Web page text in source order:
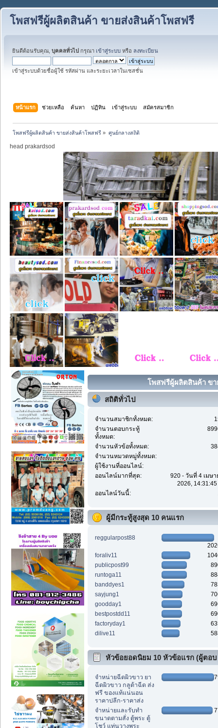
โพสฟรีผู้ผลิตสินค้า ขายส่งสินค้าโพสฟรี
ยินดีต้อนรับคุณ, บุคคลทั่วไป กรุณา เข้าสู่ระบบ หรือ ลงทะเบียน
เข้าสู่ระบบด้วยชื่อผู้ใช้ รหัสผ่าน และระยะเวลาในเซสชั่น
หน้าแรก ช่วยเหลือ ค้นหา ปฏิทิน เข้าสู่ระบบ สมัครสมาชิก
โพสฟรีผู้ผลิตสินค้า ขายส่งสินค้าโพสฟรี » ศูนย์กลางสถิติ
head prakardsod
โพสฟรีผู้ผลิตสินค้า ข
สถิติทั่วไป
จำนวนสมาชิกทั้งหมด:
จำนวนตอบกระทู้
ทั้งหมด:
จำนวนหัวข้อทั้งหมด:
จำนวนหมวดหมู่ทั้งหมด:
ผู้ใช้งานที่ออนไลน์:
ออนไลน์มากที่สุด:
920 - วันที่ 4 เมษ
2026,
ออนไลน์วันนี้:
ผู้มีกระทู้สูงสุด 10 คนแรก
reggularpost88
foraliv11
publicpost99
runtoga11
banddyes1
sayjung1
goodday1
bestpostdd11
factoryday1
dilive11
หัวข้อยอดนิยม 10 หัวข้อแรก (ผู้ตอบ
สูงสุด)
จำหน่ายฉีดผิวขาว ยา
ฉีดผิวขาว กลูต้าฉีด ส่ง
ฟรี ของแท้แน่นอน
ราคาปลีก-ราคาส่ง
จำหน่ายและรับทำ
ขนาดตามสั่ง ตู้พระ ตู้
โชว์ แท่นวางพระ